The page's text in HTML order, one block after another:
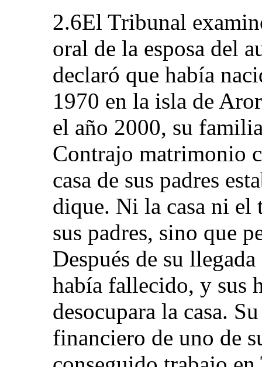
2.6El Tribunal
oral de la esposa del
declaró que había
1970 en la isla de
el año 2000, su
Contrajo matrimonio
casa de sus padres
dique. Ni la casa ni el
sus padres, sino que
Después de su
había fallecido, y sus
desocupara la casa.
financiero de uno de